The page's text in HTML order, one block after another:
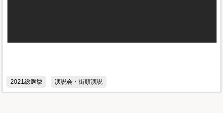
2021総選挙 演説会・街頭演説